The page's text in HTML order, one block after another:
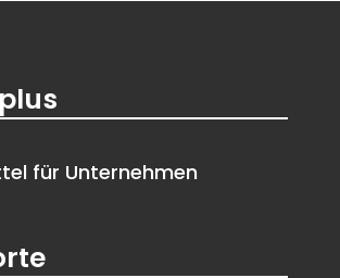
für Unternehmen